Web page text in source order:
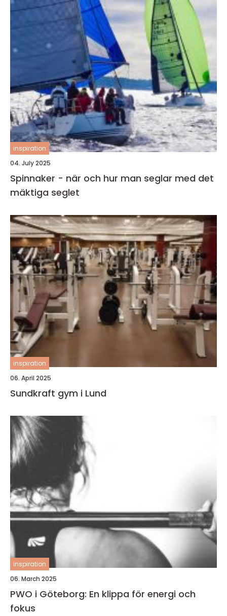
inspiration
04. July 2025
Spinnaker - när och hur man seglar med det
mäktiga seglet
inspiration
06. April 2025
Sundkraft gym i Lund
inspiration
06. March 2025
PWO i Göteborg: En klippa för energi och
fokus